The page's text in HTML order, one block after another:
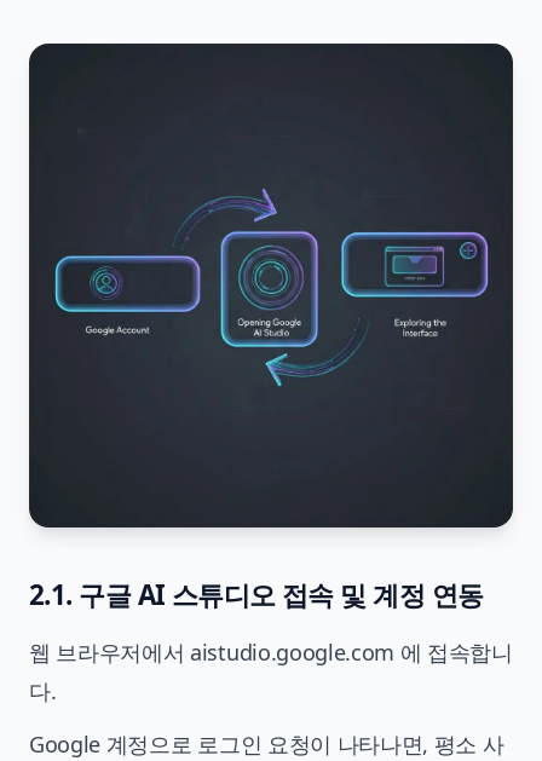
2.1. 구글 AI 스튜디오 접속 및 계정 연동
웹 브라우저에서 aistudio.google.com 에 접속합니
다.
Google 계정으로 로그인 요청이 나타나면, 평소 사